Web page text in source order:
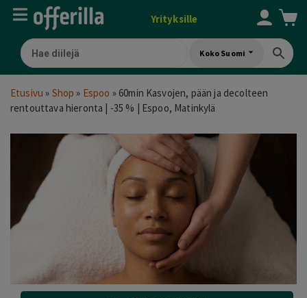
Yrityksille
Koko Suomi
Etusivu » Shop » Espoo » 60min Kasvojen, pään ja decolteen
rentouttava hieronta | -35 % | Espoo, Matinkylä